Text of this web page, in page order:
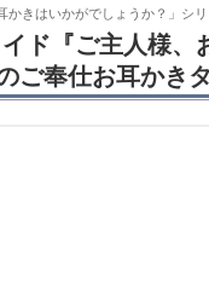
かきはいかがでしょうか？」シ
ド『ご主人様
ご奉仕お耳かき